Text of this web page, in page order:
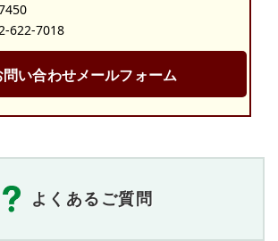
622-7018
問い合わせメールフォーム
よくあるご質問